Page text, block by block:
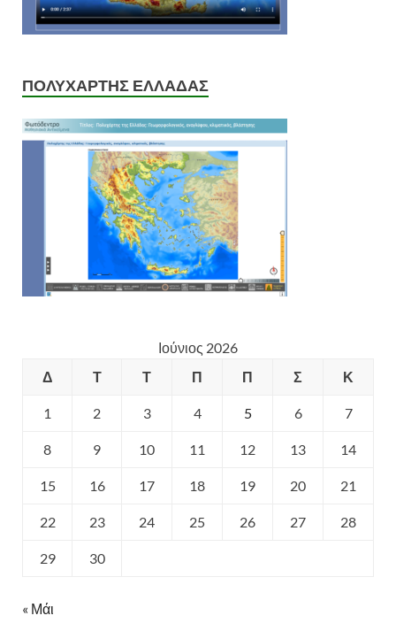
ΠΟΛΥΧΑΡΤΗΣ ΕΛΛΑΔΑΣ
Ιούνιος 2026
Δ
Τ Τ Π Π Σ Κ
1 2 3 4 5 6 7
8 9 10 11 12 13 14
15 16 17 18 19 20 21
22 23 24 25 26 27 28
29 30
« Μάι